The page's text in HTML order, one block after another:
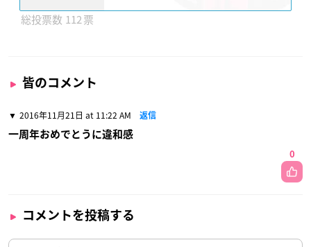
112
皆のコメント
2016年11月21日 at 11:22 AM 返信
一周年おめでとうに違和感
0
コメントを投稿する